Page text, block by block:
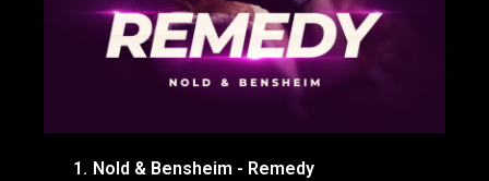
1. Nold & Bensheim - Remedy